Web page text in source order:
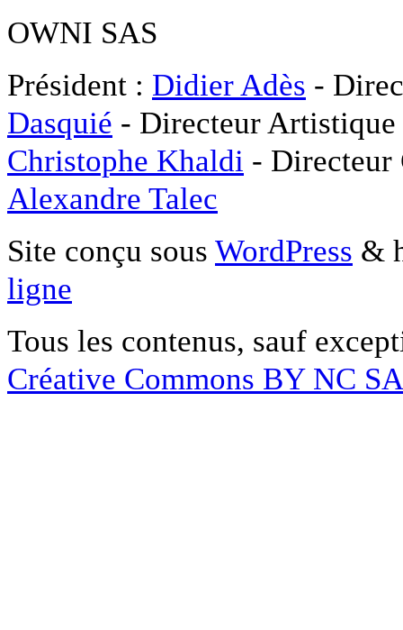
OWNI SAS
Président : Didier Adès -
Dasquié - Directeur
Christophe Khaldi -
Alexandre Talec
Site conçu sous WordPress &
ligne
Tous les contenus, sauf
Créative Commons BY NC SA